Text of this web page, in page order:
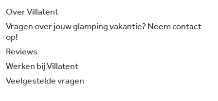
Over Villatent
Vragen over jouw glamping vakantie? Neem contact
op!
Reviews
Werken bij Villatent
Veelgestelde vragen